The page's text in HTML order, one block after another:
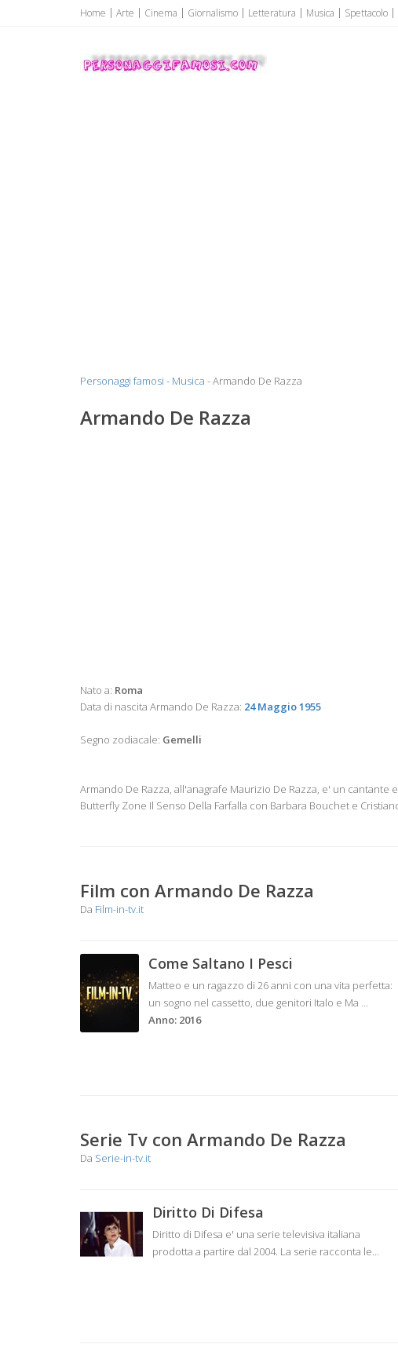
Home Arte Cinema Giornalismo Letteratura Musica Spettacolo
Personaggi famosi
Personaggi famosi Top Vip...
Personaggi famosi - Musica - Armando De Razza
Armando De Razza
Nato a: Roma
Data di nascita Armando De Razza: 24 Maggio 1955
Segno zodiacale: Gemelli
Armando De Razza, all'anagrafe Maurizio De Razza, e' un
Butterfly Zone Il Senso Della Farfalla con Barbara Bouchet e
Film con Armando De Razza
Da Film-in-tv.it
Come Saltano I Pesci
Matteo e un ragazzo di 26 anni con una vita perfetta:
un sogno nel cassetto, due genitori Italo e Ma ...
Anno: 2016
Serie Tv con Armando De Razza
Da Serie-in-tv.it
Diritto Di Difesa
Diritto di Difesa e' una serie televisiva italiana
prodotta a partire dal 2004. La serie racconta le...